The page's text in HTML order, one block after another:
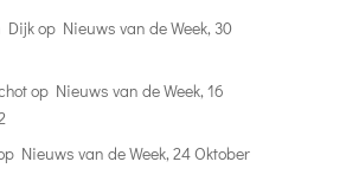
Dijkop Nieuws van de Week, 30
op Nieuws van de Week, 16
Nieuws van de Week, 24 Oktober